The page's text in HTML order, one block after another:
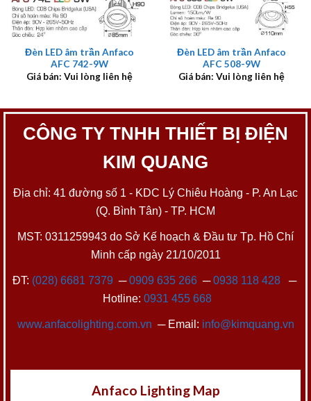
Đèn LED âm trần Anfaco
AFC 742-9W
Giá bán: Vui lòng liên hệ
Đèn LED âm trần Anfaco
AFC 508-9W
Giá bán: Vui lòng liên hệ
CÔNG TY TNHH THIẾT BỊ ĐIỆN
KIM QUANG
Địa chỉ: 41 đường số 1 - KDC Lý Chiêu Hoàng - P. An Lạc
(Q. Bình Tân) - TP. HCM
MST: 0311259943 do Sở Kế hoạch & Đầu tư Tp. Hồ Chí
Minh cấp ngày 21/10/2011
ĐT: (028) 6681 7379 ─0909 635 266─0938 118 428─
Hotline: 0931 455 668
www.anfacolighting.com.vn ─ Email: info@kimquang.vn
Anfaco Lighting Map